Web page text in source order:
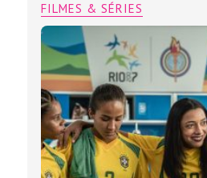
FILMES & SÉRIES